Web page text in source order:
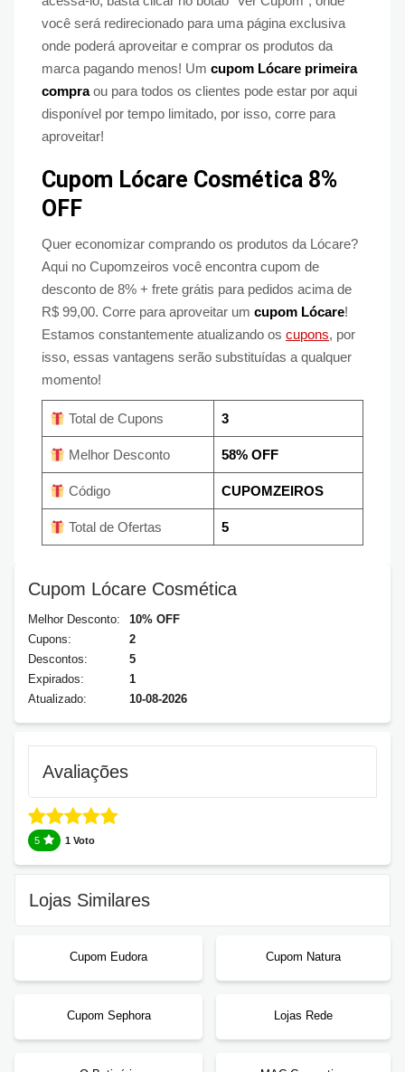
você será redirecionado para uma página exclusiva
onde poderá aproveitar e comprar os produtos da
marca pagando menos! Um cupom Lócare primeira
compraou para todos os clientes pode estar por aqui
disponível por tempo limitado, por isso, corre para
aproveitar!
Cupom Lócare Cosmética 8%
OFF
Quer economizar comprando os produtos da Lócare?
Aqui no Cupomzeiros você encontra cupom de
desconto de 8% + frete grátis para pedidos acima de
R$ 99,00. Corre para aproveitar um cupom Lócare!
Estamos constantemente atualizando os cupons, por
isso, essas vantagens serão substituídas a qualquer
momento!
Total de Cupons 3
Melhor Desconto 58% OFF
Código CUPOMZEIROS
Total de Ofertas 5
Cupom Lócare Cosmética
Melhor Desconto:
10% OFF
Cupons:
2
Descontos:
5
Expirados:
1
Atualizado:
10-08-2026
Avaliações
5 1 Voto
Lojas Similares
Cupom Eudora Cupom Natura
Cupom Sephora Lojas Rede